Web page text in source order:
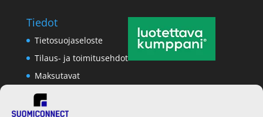
Tiedot
Tietosuojaseloste
Tilaus- ja toimitusehdot
Maksutavat